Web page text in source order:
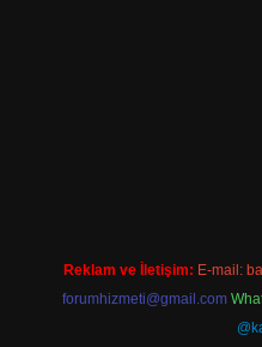
Reklam ve İletişim: E-mail:
forumhizmeti@gmail.com